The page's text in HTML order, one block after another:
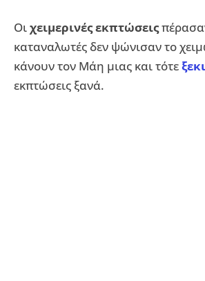
Οιχειμερινές εκπτώσεις
καταναλωτές δεν ψώνισαν το
κάνουν τον Μάη μιας και τότε
εκπτώσεις ξανά.